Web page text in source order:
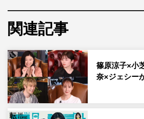
BS時代劇『あきない世傳 金と銀』
毎週金曜 午後7時30分～8時13分）
始。時代劇初主演を務める小芝風花
よりコメントが到着した。
原作は、「銀二貫」「みをつくし料
シリーズ「あきない世傅 金と銀」。
女房』『八重の桜』『小吉の女房』
関連記事
篠原涼子×小
奈×ジェシー